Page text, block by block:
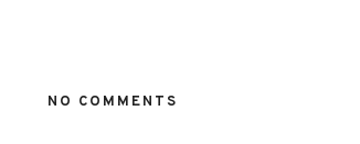
NO COMMENTS